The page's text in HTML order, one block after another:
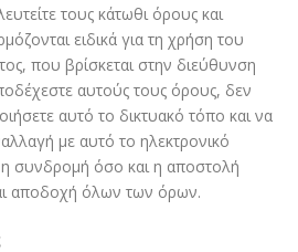
τους κάτωθι όρους και
ειδικά για τη χρήση του
που βρίσκεται στην διεύθυνση
αυτούς τους όρους, δεν
αυτό το δικτυακό τόπο και να
με αυτό το ηλεκτρονικό
η συνδρομή όσο και η αποστολή
αποδοχή όλων των όρων.